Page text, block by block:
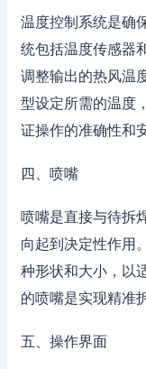
温度控制系统是确
统包括温度传感器
调整输出的热风温
型设定所需的温度
证操作的准确性和
四、喷嘴
喷嘴是直接与待拆
向起到决定性作用
种形状和大小，以
的喷嘴是实现精准
五、操作界面